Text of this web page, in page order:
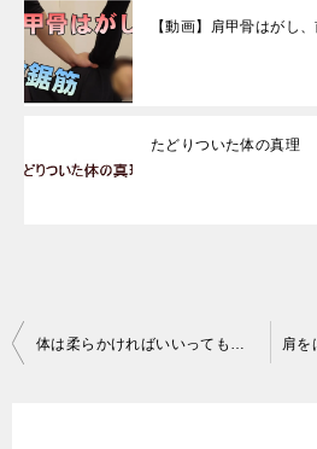
【動画】肩甲骨はがし
たどりついた体の真理
投